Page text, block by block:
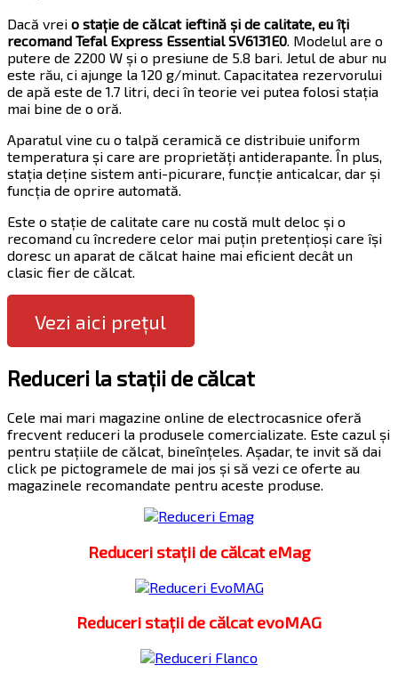
Dacă vrei o stație de călcat ieftină și de calitate, eu îți
recomand Tefal Express Essential SV6131E0. Modelul are o
putere de 2200 W și o presiune de 5.8 bari. Jetul de abur nu
este rău, ci ajunge la 120 g/minut. Capacitatea rezervorului
de apă este de 1.7 litri, deci în teorie vei putea folosi stația
mai bine de o oră.
Aparatul vine cu o talpă ceramică ce distribuie uniform
temperatura și care are proprietăți antiderapante. În plus,
stația deține sistem anti-picurare, funcție anticalcar, dar și
funcția de oprire automată.
Este o stație de calitate care nu costă mult deloc și o
recomand cu încredere celor mai puțin pretențioși care își
doresc un aparat de călcat haine mai eficient decât un
clasic fier de călcat.
Vezi aici prețul
Reduceri la stații de călcat
Cele mai mari magazine online de electrocasnice oferă
frecvent reduceri la produsele comercializate. Este cazul și
pentru stațiile de călcat, bineînțeles. Așadar, te invit să dai
click pe pictogramele de mai jos și să vezi ce oferte au
magazinele recomandate pentru aceste produse.
Reduceri stații de călcat eMag
Reduceri stații de călcat evoMAG